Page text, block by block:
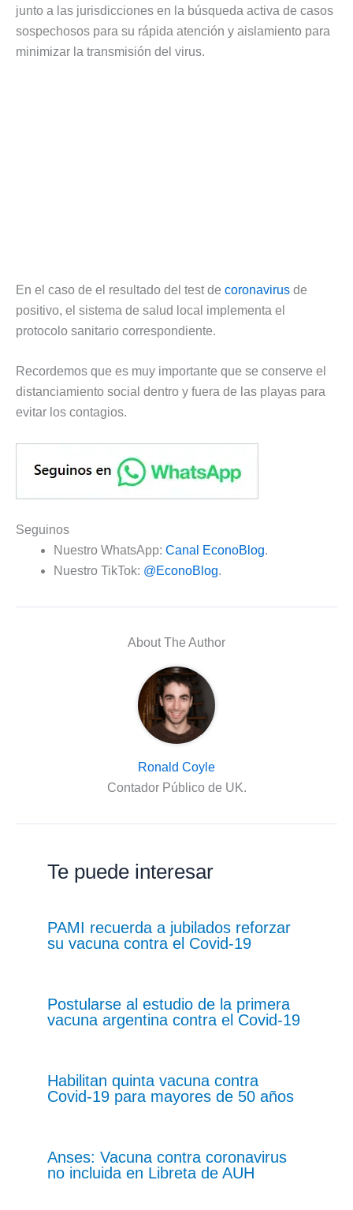
junto a las jurisdicciones en la búsqueda activa de casos
sospechosos para su rápida atención y aislamiento para
minimizar la transmisión del virus.
En el caso de el resultado del test de coronavirus de
positivo, el sistema de salud local implementa el
protocolo sanitario correspondiente.
Recordemos que es muy importante que se conserve el
distanciamiento social dentro y fuera de las playas para
evitar los contagios.
Seguinos
Nuestro WhatsApp: Canal EconoBlog.
Nuestro TikTok: @EconoBlog.
About The Author
Ronald Coyle
Contador Público de UK.
Te puede interesar
PAMI recuerda a jubilados reforzar
su vacuna contra el Covid-19
Postularse al estudio de la primera
vacuna argentina contra el Covid-19
Habilitan quinta vacuna contra
Covid-19 para mayores de 50 años
Anses: Vacuna contra coronavirus
no incluida en Libreta de AUH